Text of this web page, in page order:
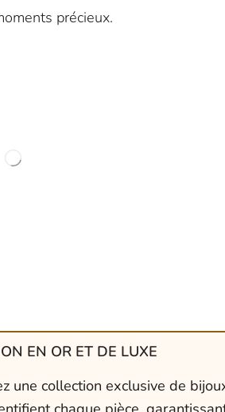
précieux.
EN OR ET DE LUXE
une collection exclusive de